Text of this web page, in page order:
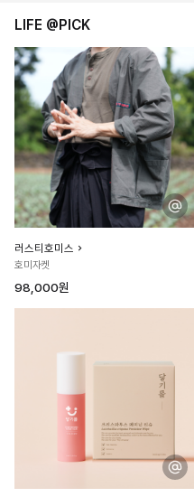
LIFE @PICK
러스티호미스
호미자켓
98,000원